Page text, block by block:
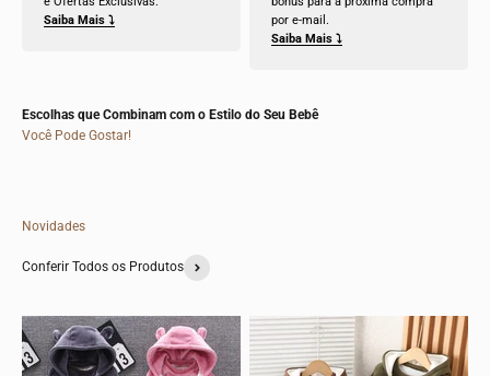
Saiba Mais ⤵
por e-mail.
Saiba Mais ⤵
Escolhas que Combinam com o Estilo do Seu Bebê
Você Pode Gostar!
Novidades
Conferir Todos os Produtos